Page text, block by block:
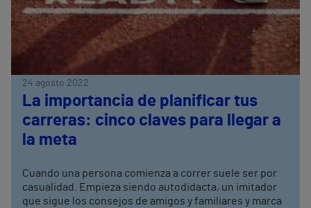
24 agosto 2022
La importancia de planificar tus
carreras: cinco claves para llegar a
la meta
Cuando una persona comienza a correr suele ser por
casualidad. Empieza siendo autodidacta, un imitador
que sigue los consejos de amigos y familiares y marca